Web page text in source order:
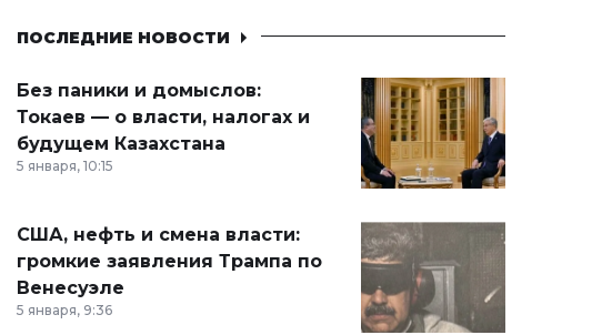
ПОСЛЕДНИЕ НОВОСТИ
Без паники и домыслов:
Токаев — о власти, налогах и
будущем Казахстана
5 января, 10:15
США, нефть и смена власти:
громкие заявления Трампа по
Венесуэле
5 января, 9:36